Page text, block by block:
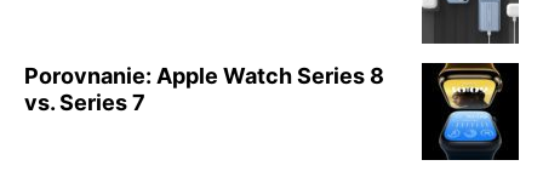
Porovnanie: Apple Watch Series 8
vs. Series 7